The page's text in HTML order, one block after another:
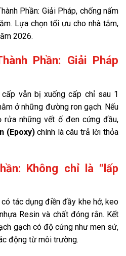
Phần: Giải Pháp, chống nấm
Lựa chọn tối ưu cho nhà tắm,
2026.
Phần: Giải Pháp
vẫn bị xuống cấp chỉ sau 1
ở những đường ron gạch. Nếu
rửa những vết ố đen cứng đầu,
(Epoxy)chính là câu trả lời thỏa
Không chỉ là “lấp
tác dụng điền đầy khe hở, keo
Resin và chất đóng rắn. Kết
gạch có độ cứng như men sứ,
động từ môi trường.